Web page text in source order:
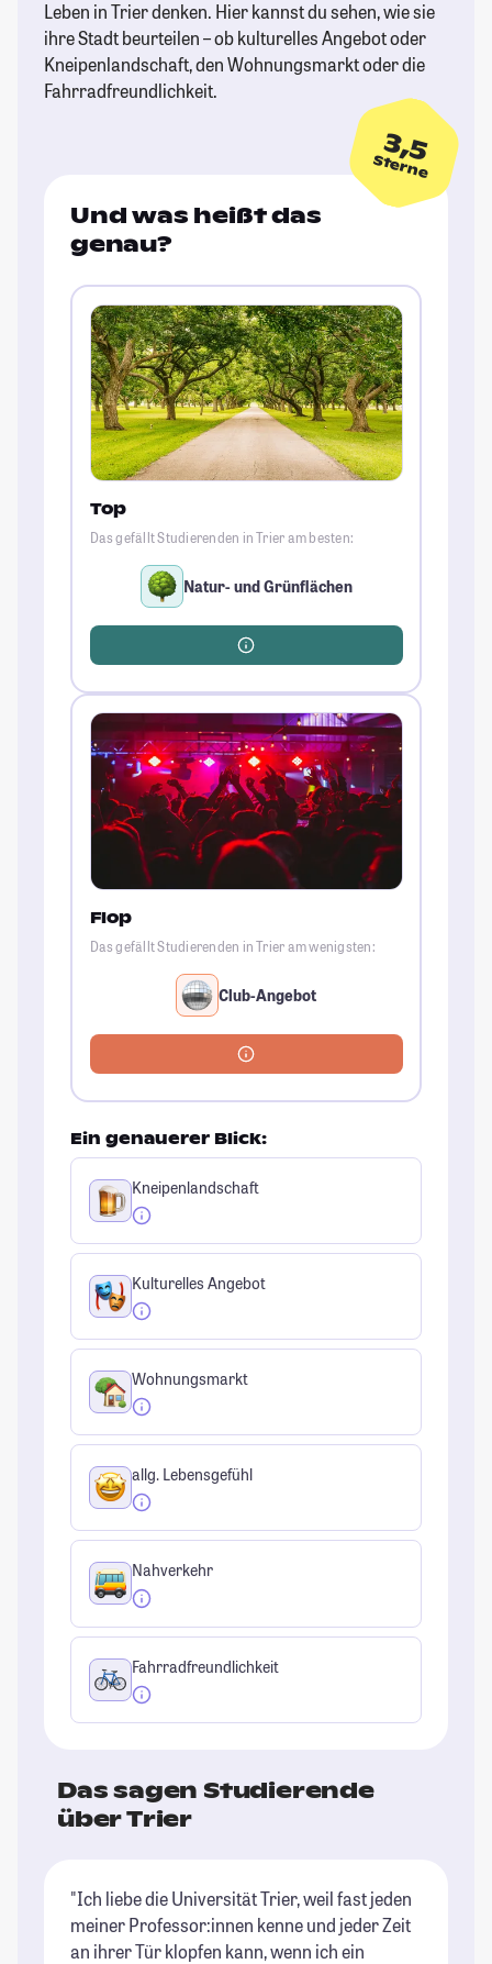
Leben in Trier denken. Hier kannst du sehen, wie sie
ihre Stadt beurteilen – ob kulturelles Angebot oder
Kneipenlandschaft, den Wohnungsmarkt oder die
Fahrradfreundlichkeit.
3,5
Sterne
Und was heißt das
genau?
Top
Das gefällt Studierenden in Trier am besten:
Natur- und Grünflächen
Flop
Das gefällt Studierenden in Trier am wenigsten:
Club-Angebot
Ein genauerer Blick:
Kneipenlandschaft
Kulturelles Angebot
Wohnungsmarkt
allg. Lebensgefühl
Nahverkehr
Fahrradfreundlichkeit
Das sagen Studierende
über Trier
"Ich liebe die Universität Trier, weil fast jeden
meiner Professor:innen kenne und jeder Zeit
an ihrer Tür klopfen kann, wenn ich ein